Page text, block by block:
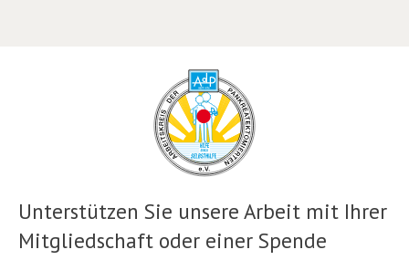
Unterstützen Sie unsere Arbeit mit Ihrer
Mitgliedschaft oder einer Spende